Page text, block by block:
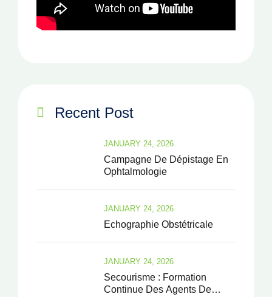
Recent Post
Campagne De Dépistage En
Ophtalmologie
JANUARY 24, 2026
Echographie Obstétricale
JANUARY 24, 2026
Secourisme : Formation
Continue Des Agents De
JANUARY 24, 2026